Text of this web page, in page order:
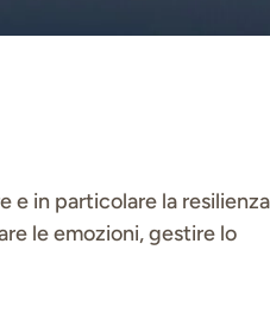
e in particolare la resilienza
le emozioni, gestire lo